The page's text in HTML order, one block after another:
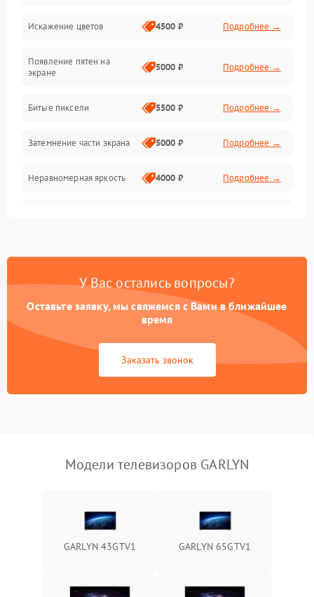
Звук и аудиосистема
Сигнал и приём каналов
Механические повреждения
Программное обеспечение
Сеть и подключения
Аудио
Сетевая
Искажение цветов 4500 ₽ Подробнее →
Появление пятен на
экране
5000 ₽ Подробнее →
Битые пиксели 5500 ₽ Подробнее →
Затемнение части экрана 5000 ₽ Подробнее →
Неравномерная яркость 4000 ₽ Подробнее →
У Вас остались вопросы?
Оставьте заявку, мы свяжемся с Вами в ближайшее
время
Заказать звонок
Модели телевизоров GARLYN
GARLYN 43GTV1 GARLYN 65GTV1